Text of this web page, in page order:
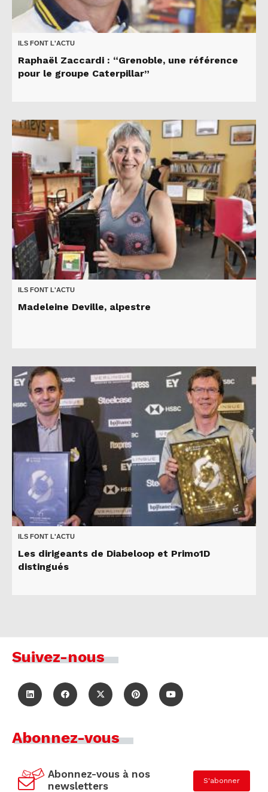
ILS FONT L'ACTU
Raphaël Zaccardi : “Grenoble, une référence
pour le groupe Caterpillar”
ILS FONT L'ACTU
Madeleine Deville, alpestre
ILS FONT L'ACTU
Les dirigeants de Diabeloop et Primo1D
distingués
Suivez-nous
Abonnez-vous
Abonnez-vous à nos
newsletters
S'abonner